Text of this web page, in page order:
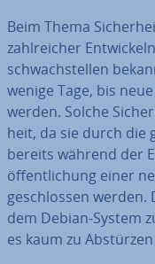
Beim Thema
zahl­rei­cher
schwach­stel­len
wenige Tage, bis neue
werden. Solche
heit, da sie durch die
bereits während der
öf­fent­li­chung einer
ge­schlos­sen werden.
dem Debian-System
es kaum zu